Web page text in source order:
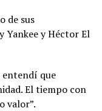
de sus
Yankee y Héctor El
entendí que
El tiempo con
valor”.